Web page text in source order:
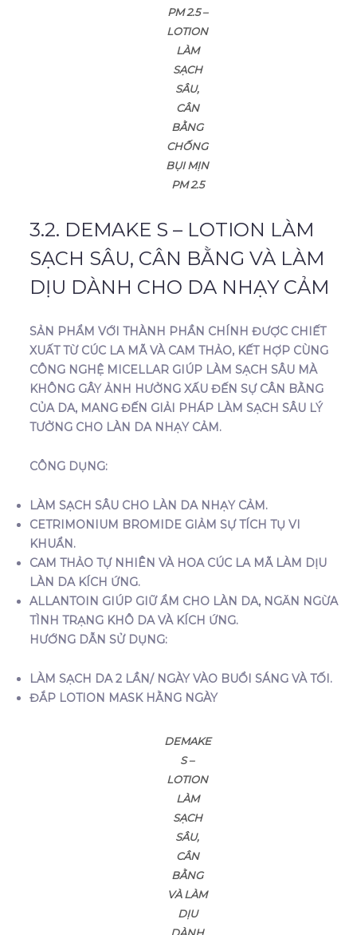
PM 2.5 –
LOTION
LÀM
SẠCH
SÂU,
CÂN
BẰNG
CHỐNG
BỤI MỊN
PM 2.5
3.2. DEMAKE S – LOTION LÀM
SẠCH SÂU, CÂN BẰNG VÀ LÀM
DỊU DÀNH CHO DA NHẠY CẢM
SẢN PHẨM VỚI THÀNH PHẦN CHÍNH ĐƯỢC CHIẾT
XUẤT TỪ CÚC LA MÃ VÀ CAM THẢO, KẾT HỢP CÙNG
CÔNG NGHỆ MICELLAR GIÚP LÀM SẠCH SÂU MÀ
KHÔNG GÂY ẢNH HƯỞNG XẤU ĐẾN SỰ CÂN BẰNG
CỦA DA, MANG ĐẾN GIẢI PHÁP LÀM SẠCH SÂU LÝ
TƯỞNG CHO LÀN DA NHẠY CẢM.
CÔNG DỤNG:
LÀM SẠCH SÂU CHO LÀN DA NHẠY CẢM.
CETRIMONIUM BROMIDE GIẢM SỰ TÍCH TỤ VI
KHUẨN.
CAM THẢO TỰ NHIÊN VÀ HOA CÚC LA MÃ LÀM DỊU
LÀN DA KÍCH ỨNG.
ALLANTOIN GIÚP GIỮ ẨM CHO LÀN DA, NGĂN NGỪA
TÌNH TRẠNG KHÔ DA VÀ KÍCH ỨNG.
HƯỚNG DẪN SỬ DỤNG:
LÀM SẠCH DA 2 LẦN/ NGÀY VÀO BUỔI SÁNG VÀ TỐI.
ĐẮP LOTION MASK HẰNG NGÀY
DEMAKE
S –
LOTION
LÀM
SẠCH
SÂU,
CÂN
BẰNG
VÀ LÀM
DỊU